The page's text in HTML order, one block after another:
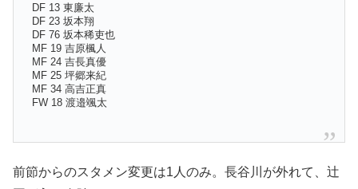
DF 13 東廉太
DF 23 坂本翔
DF 76 坂本稀吏也
MF 19 吉原楓人
MF 24 吉長真優
MF 25 坪郷来紀
MF 34 高吉正真
FW 18 渡邉颯太
前節からのスタメン変更は1人のみ。長谷川が外れて、辻